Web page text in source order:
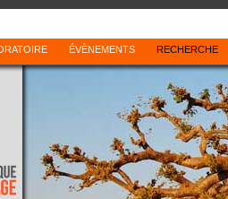
ÉVÈNEMENTS RECHERCHE